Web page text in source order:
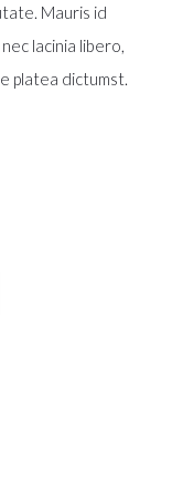
Mauris id
lacinia libero,
platea dictumst.